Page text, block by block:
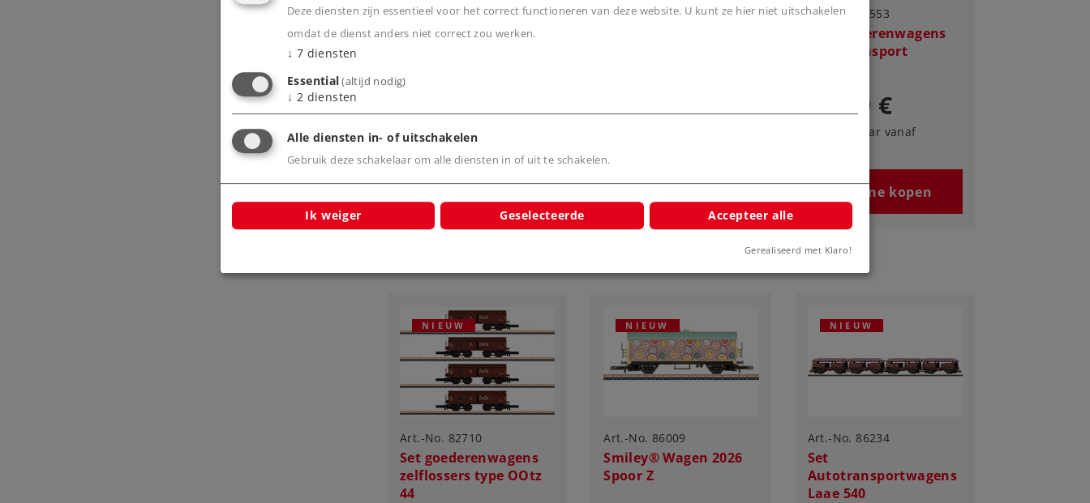
Art.-No. 82524
Set wagens van de DR
84,99 €
Leverbaar vanaf
Art.-No. 82542
179,00 €
Art.-No. 82553
Set goederenwagens
Sekt Transport
79,99 €
Leverbaar vanaf
Online kopen
NIEUW
Art.-No. 82710
Set goederenwagens
zelflossers type OOtz
44
NIEUW
Art.-No. 86009
Smiley® Wagen 2026
Spoor Z
NIEUW
Art.-No. 86234
Set
Autotransportwagens
Laae 540
Deze diensten zijn essentieel voor het correct functioneren van deze website. U kunt ze hier niet uitschakelen
omdat de dienst anders niet correct zou werken.
↓ 7 diensten
Essential(altijd nodig)
↓ 2 diensten
Alle diensten in- of uitschakelen
Gebruik deze schakelaar om alle diensten in of uit te schakelen.
Ik weiger Geselecteerde Accepteer alle
Gerealiseerd met Klaro!